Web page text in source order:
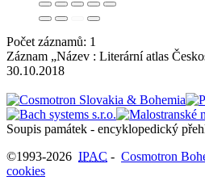
Počet záznamů: 1
Záznam „Název : Literární atlas
30.10.2018
Soupis památek - encyklopedický
©1993-2026 IPAC - Cosmotron
cookies